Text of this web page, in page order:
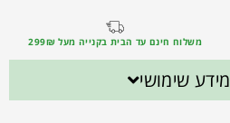
משלוח חינם עד הבית בקנייה מעל 299₪
מידע שימושי